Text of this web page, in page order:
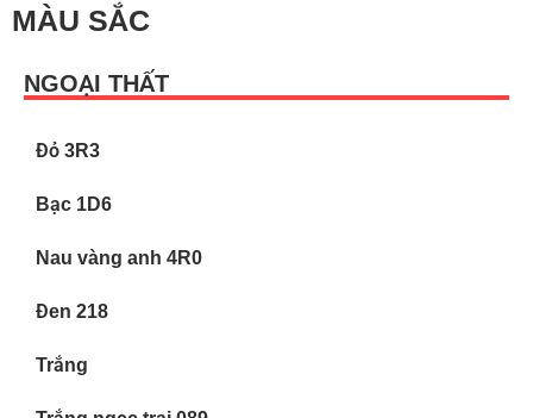
MÀU SẮC
NGOẠI THẤT
Đỏ 3R3
Bạc 1D6
Nau vàng anh 4R0
Đen 218
Trắng